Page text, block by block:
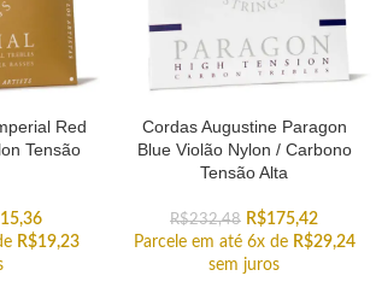
Red
Tensão
R$19,23
Cordas Augustine Paragon
Blue Violão Nylon / Carbono
Tensão Alta
R$232,48 R$175,42
Parcele em até 6x de R$29,24
sem juros